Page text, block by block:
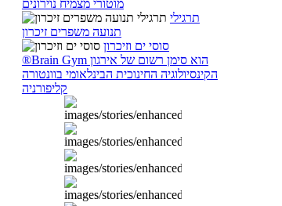
מוטורי מצמיח נוירונים
תרגילי
תנועה משפרים זיכרון
סוסי ים וזיכרון
®Brain Gym הוא סימן רשום של אירגון
הקינסיולוגיה החינוכית הבינלאומי בוונטורה
קליפורניה